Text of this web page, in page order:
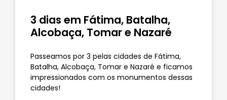
3 dias em Fátima, Batalha,
Alcobaça, Tomar e Nazaré
Passeamos por 3 pelas cidades de Fátima,
Batalha, Alcobaça, Tomar e Nazaré e ficamos
impressionados com os monumentos dessas
cidades!